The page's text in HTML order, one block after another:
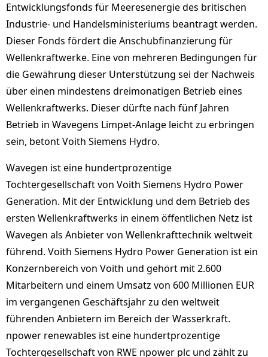
Entwicklungsfonds für Meeresenergie des britischen
Industrie- und Handelsministeriums beantragt werden.
Dieser Fonds fördert die Anschubfinanzierung für
Wellenkraftwerke. Eine von mehreren Bedingungen für
die Gewährung dieser Unterstützung sei der Nachweis
über einen mindestens dreimonatigen Betrieb eines
Wellenkraftwerks. Dieser dürfte nach fünf Jahren
Betrieb in Wavegens Limpet-Anlage leicht zu erbringen
sein, betont Voith Siemens Hydro.
Wavegen ist eine hundertprozentige
Tochtergesellschaft von Voith Siemens Hydro Power
Generation. Mit der Entwicklung und dem Betrieb des
ersten Wellenkraftwerks in einem öffentlichen Netz ist
Wavegen als Anbieter von Wellenkrafttechnik weltweit
führend. Voith Siemens Hydro Power Generation ist ein
Konzernbereich von Voith und gehört mit 2.600
Mitarbeitern und einem Umsatz von 600 Millionen EUR
im vergangenen Geschäftsjahr zu den weltweit
führenden Anbietern im Bereich der Wasserkraft.
npower renewables ist eine hundertprozentige
Tochtergesellschaft von RWE npower plc und zählt zu